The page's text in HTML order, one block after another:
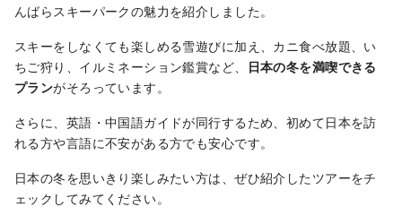
んばらスキーパークの魅力を紹介しました。
スキーをしなくても楽しめる雪遊びに加え、カニ食べ放題、い
ちご狩り、イルミネーション鑑賞など、
日本の冬を満喫できる
プランがそろっています。
さらに、英語・中国語ガイドが同行するため、初めて日本を訪
れる方や言語に不安がある方でも安心です。
日本の冬を思いきり楽しみたい方は、ぜひ紹介したツアーをチ
ェックしてみてください。